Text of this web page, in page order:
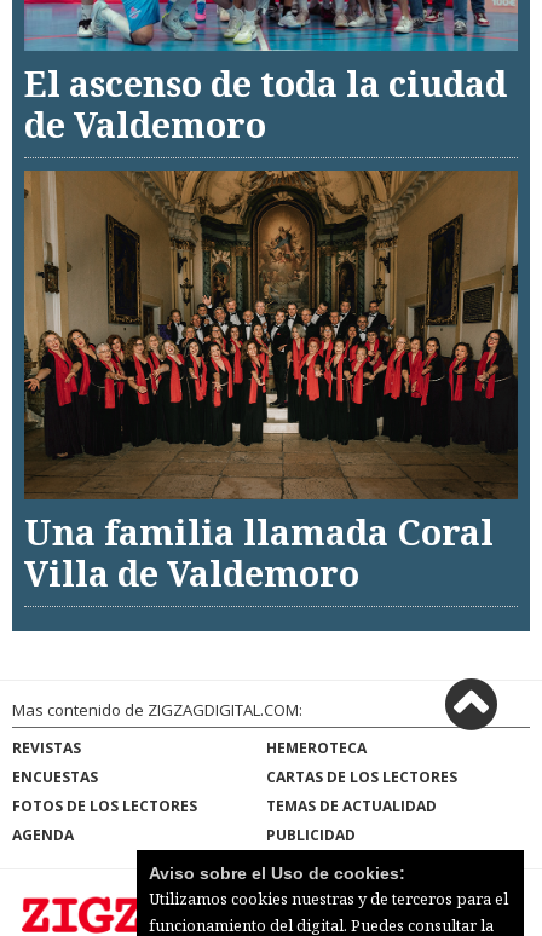
El ascenso de toda la ciudad
de Valdemoro
Una familia llamada Coral
Villa de Valdemoro
Mas contenido de ZIGZAGDIGITAL.COM:
REVISTAS
HEMEROTECA
ENCUESTAS
CARTAS DE LOS LECTORES
FOTOS DE LOS LECTORES
TEMAS DE ACTUALIDAD
AGENDA
PUBLICIDAD
Aviso sobre el Uso de cookies:
Utilizamos cookies nuestras y de terceros para el
funcionamiento del digital. Puedes consultar la